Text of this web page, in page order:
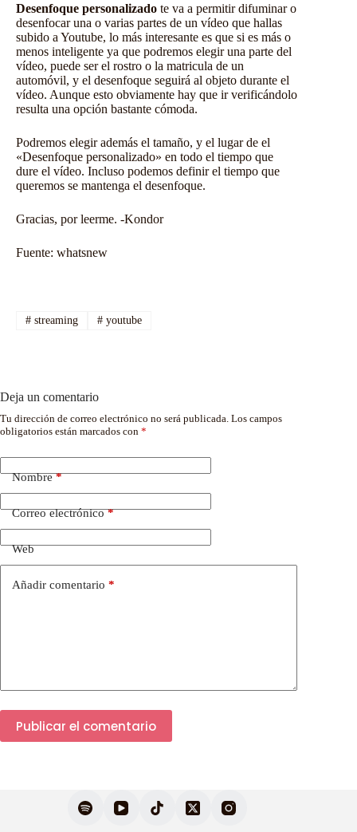
Desenfoque personalizado te va a permitir difuminar o
desenfocar una o varias partes de un vídeo que hallas
subido a Youtube, lo más interesante es que si es más o
menos inteligente ya que podremos elegir una parte del
vídeo, puede ser el rostro o la matricula de un
automóvil, y el desenfoque seguirá al objeto durante el
vídeo. Aunque esto obviamente hay que ir verificándolo
resulta una opción bastante cómoda.
Podremos elegir además el tamaño, y el lugar de el
«Desenfoque personalizado» en todo el tiempo que
dure el vídeo. Incluso podemos definir el tiempo que
queremos se mantenga el desenfoque.
Gracias, por leerme. -Kondor
Fuente: whatsnew
#streaming #youtube
Deja un comentario
Tu dirección de correo electrónico no será publicada. Los campos
obligatorios están marcados con *
Nombre*
Correo electrónico*
Web
Añadir comentario *
Publicar el comentario